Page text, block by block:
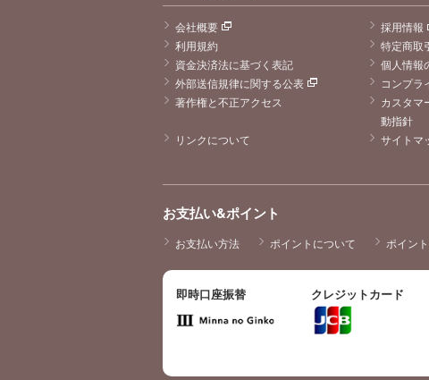
会社概要
採用情報
利用規約
特定商取
資金決済法に基づく表記
個人情報
外部送信規律に関する公表
コンプラ
著作権と不正アクセス
カスタマ
動指針
リンクについて
サイトマ
お支払い&ポイント
お支払い方法 ポイントについて ポイン
即時口座振替 クレジットカード